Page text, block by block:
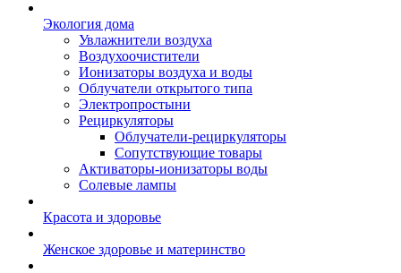
Экология дома
Увлажнители воздуха
Воздухоочистители
Ионизаторы воздуха и воды
Облучатели открытого типа
Электропростыни
Рециркуляторы
Облучатели-рециркуляторы
Сопутствующие товары
Активаторы-ионизаторы воды
Солевые лампы
Красота и здоровье
Женское здоровье и материнство